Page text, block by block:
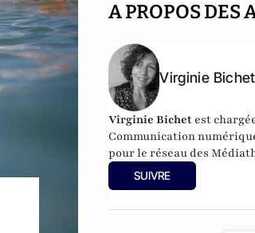
A PROPOS DES
Virginie Bichet
Virginie Bichet est
Communication
pour le réseau des
un
blog
SUIVRE